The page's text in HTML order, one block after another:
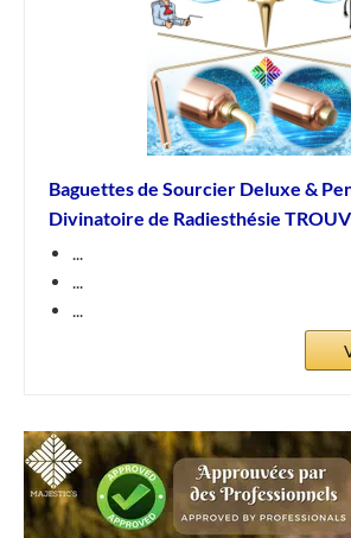
Baguettes de Sourcier Deluxe &
Divinatoire de Radiesthésie
...
...
...